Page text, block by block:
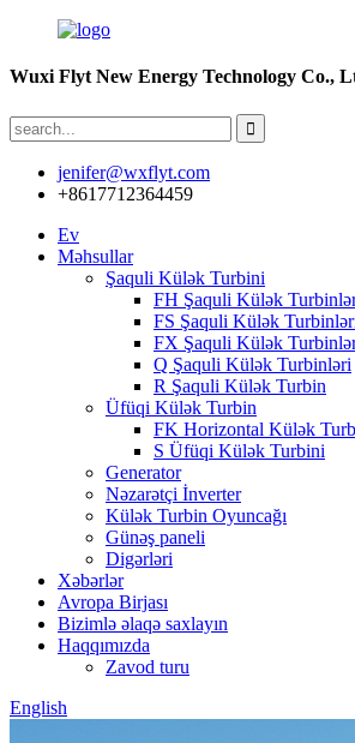
Wuxi Flyt New Energy Technology Co.,
jenifer@wxflyt.com
+8617712364459
Ev
Məhsullar
Şaquli Külək Turbini
FH Şaquli Külək
FS Şaquli Külək
FX Şaquli Külək
Q Şaquli Külək Turbinləri
R Şaquli Külək Turbin
Üfüqi Külək Turbin
FK Horizontal Külək
S Üfüqi Külək Turbini
Generator
Nəzarətçi İnverter
Külək Turbin Oyuncağı
Günəş paneli
Digərləri
Xəbərlər
Avropa Birjası
Bizimlə əlaqə saxlayın
Haqqımızda
Zavod turu
English